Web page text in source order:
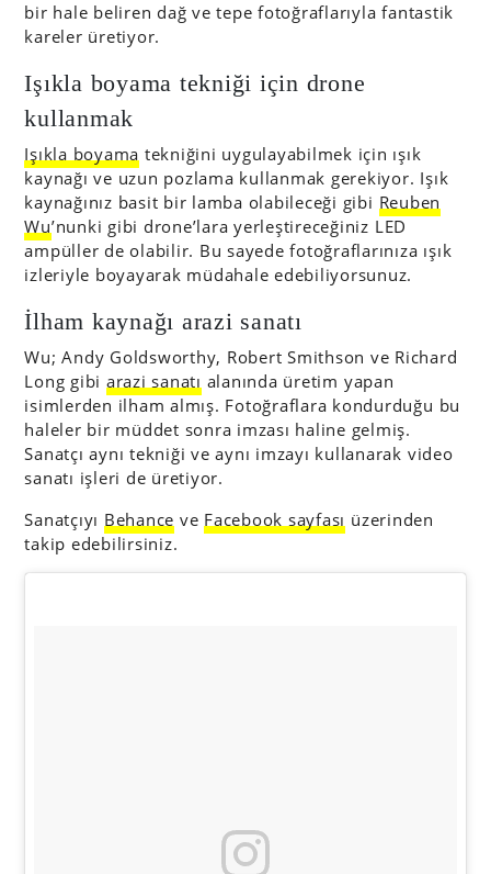
bir hale beliren dağ ve tepe fotoğraflarıyla fantastik
kareler üretiyor.
Işıkla boyama tekniği için drone
kullanmak
Işıkla boyama tekniğini uygulayabilmek için ışık
kaynağı ve uzun pozlama kullanmak gerekiyor. Işık
kaynağınız basit bir lamba olabileceği gibi Reuben
Wu’nunki gibi drone’lara yerleştireceğiniz LED
ampüller de olabilir. Bu sayede fotoğraflarınıza ışık
izleriyle boyayarak müdahale edebiliyorsunuz.
İlham kaynağı arazi sanatı
Wu; Andy Goldsworthy, Robert Smithson ve Richard
Long gibi arazi sanatı alanında üretim yapan
isimlerden ilham almış. Fotoğraflara kondurduğu bu
haleler bir müddet sonra imzası haline gelmiş.
Sanatçı aynı tekniği ve aynı imzayı kullanarak video
sanatı işleri de üretiyor.
Sanatçıyı Behance ve Facebook sayfası üzerinden
takip edebilirsiniz.